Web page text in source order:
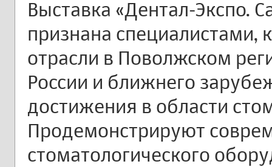
Выставка «Дентал-Экспо.
признана специалистами,
отрасли в Поволжском
России и ближнего
достижения в области
Продемонстрируют
стоматологического